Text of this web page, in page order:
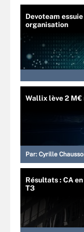
Devoteam
organisation
Wallix lève 2
Par: Cyrille
Résultats : CA
T3